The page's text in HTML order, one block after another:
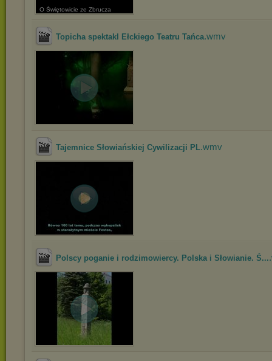
O Świętowicie ze Zbrucza
Topicha spektakl Ełckiego Teatru Tańca.wmv
Tajemnice Słowiańskiej Cywilizacji PL.wmv
Polscy poganie i rodzimowiercy. Polska i Słowianie. Ś...